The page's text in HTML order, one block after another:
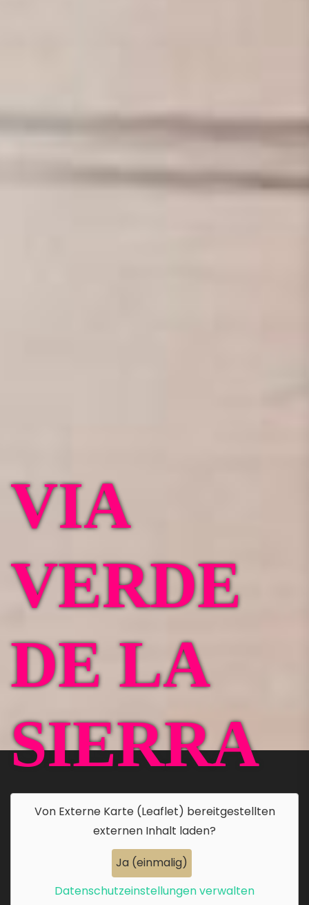
VIA
VERDE
DE LA
SIERRA
Von Externe Karte (Leaflet) bereitgestellten
externen Inhalt laden?
Ja (einmalig)
Datenschutzeinstellungen verwalten